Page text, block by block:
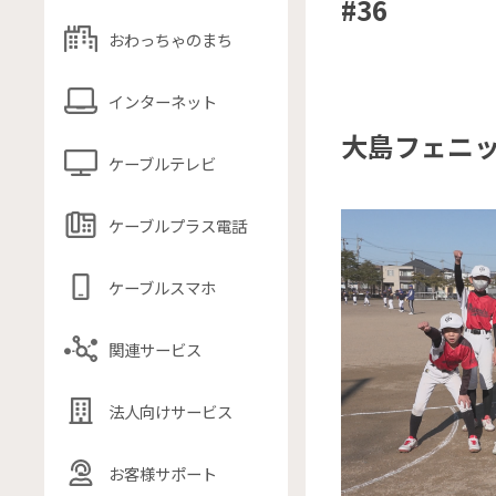
おわっちゃのまち
インターネット
ケーブルテレビ
ケーブルプラス電話
ケーブルスマホ
関連サービス
法人向けサービス
お客様サポート
#36
大島フェニ